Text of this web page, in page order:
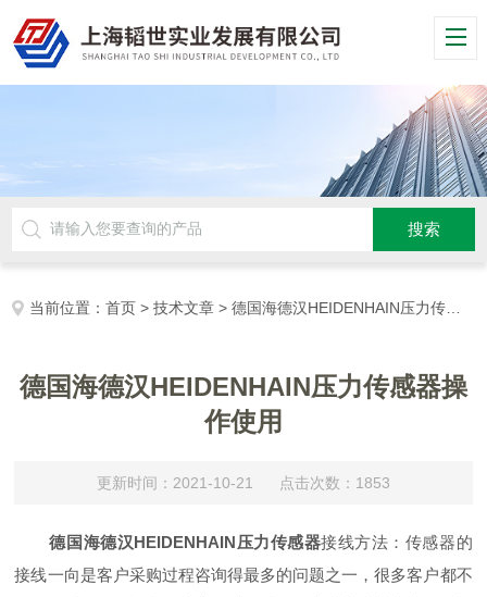
当前位置：首页 >技术文章 > 德国海德汉HEIDENHAIN压力传感器操作使用
德国海德汉HEIDENHAIN压力传感器操
作使用
更新时间：2021-10-21 点击次数：1853
德国海德汉HEIDENHAIN压力传感器接线方法：传感器的
接线一向是客户采购过程咨询得最多的问题之一，很多客户都不